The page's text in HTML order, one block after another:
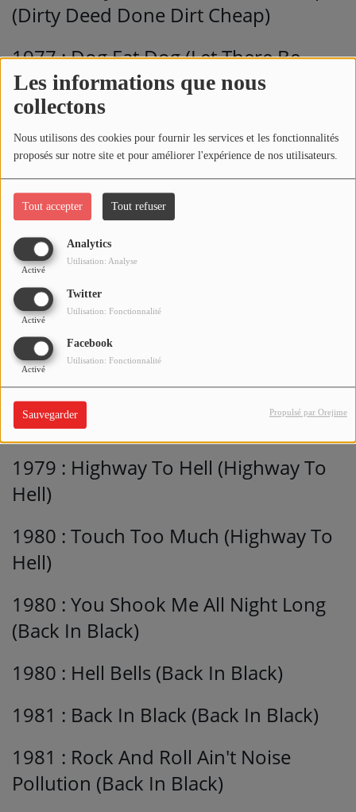
Les informations que nous
collectons
Nous utilisons des cookies pour fournir les services et les fonctionnalités
proposés sur notre site et pour améliorer l'expérience de nos utilisateurs.
Tout accepter Tout refuser
Analytics
Activé
Utilisation: Analyse
Twitter
Activé
Utilisation: Fonctionnalité
Facebook
Activé
Utilisation: Fonctionnalité
Sauvegarder Propulsé par Orejime
(Dirty Deed Done Dirt Cheap)
1977 : Dog Eat Dog (Let There Be
Rock)
Done Dirt Cheap)
1977 : Let There Be Rock (Let There
Be Rock)
1977 : Whole Lotta Rosie (Let There
Be Rock)
1978 : Rock N'Roll Damnation
(Powerage)
1979 : Girls Got Rhythm (Highway To
Hell)
1979 : Highway To Hell (Highway To
Hell)
1980 : Touch Too Much (Highway To
Hell)
1980 : You Shook Me All Night Long
(Back In Black)
1980 : Hell Bells (Back In Black)
1981 : Back In Black (Back In Black)
1981 : Rock And Roll Ain't Noise
Pollution (Back In Black)